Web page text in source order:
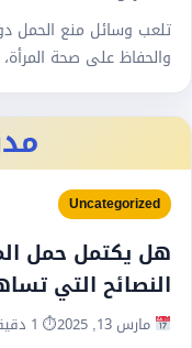
تلعب وسائل منع الحمل
والحفاظ على صحة
Uncategorized
هل يكتمل حمل
النصائح التي
مارس 13, 2025 ⏱ 1 دقيقة قراءة